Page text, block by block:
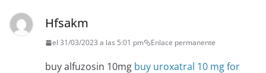
Hfsakm
el 31/03/2023 a las 5:01 pm Enlace permanente
buy alfuzosin 10mg buy uroxatral 10 mg for